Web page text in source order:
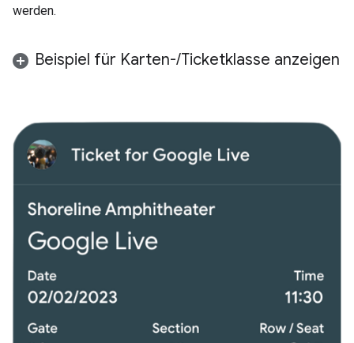
werden.
Beispiel für Karten-/Ticketklasse anzeigen